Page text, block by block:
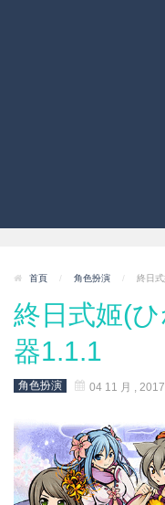
首頁 / 角色扮演 / 終日
終日式姬(
器1.1.1
角色扮演 04 11 月 , 2017